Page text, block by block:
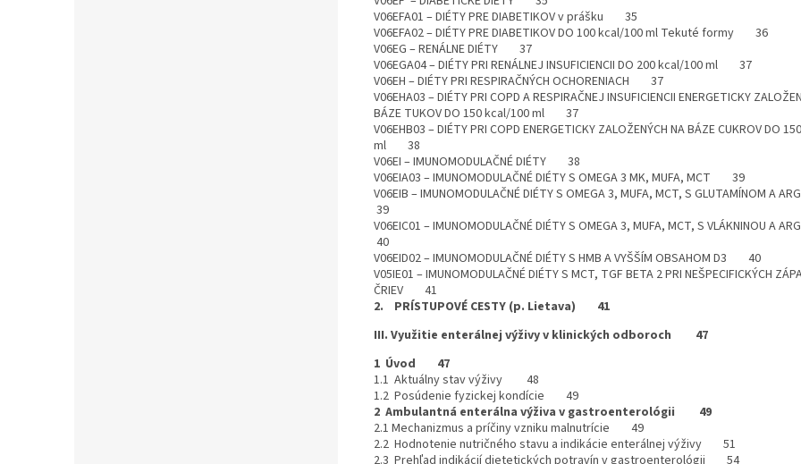
V06EFA01 – DIÉTY PRE DIABETIKOV v prášku 35
V06EFA02 – DIÉTY PRE DIABETIKOV DO 100 kcal/100 ml Tekuté formy 36
V06EG – RENÁLNE DIÉTY 37
V06EGA04 – DIÉTY PRI RENÁLNEJ INSUFICIENCII DO 200 kcal/100 ml 37
V06EH – DIÉTY PRI RESPIRAČNÝCH OCHORENIACH 37
V06EHA03 – DIÉTY PRI COPD A RESPIRAČNEJ INSUFICIENCII ENERGETICKY
BÁZE TUKOV DO 150 kcal/100 ml 37
V06EHB03 – DIÉTY PRI COPD ENERGETICKY ZALOŽENÝCH NA BÁZE CUKROV DO
ml 38
V06EI – IMUNOMODULAČNÉ DIÉTY 38
V06EIA03 – IMUNOMODULAČNÉ DIÉTY S OMEGA 3 MK, MUFA, MCT 39
V06EIB – IMUNOMODULAČNÉ DIÉTY S OMEGA 3, MUFA, MCT, S GLUTAMÍNOM A
39
V06EIC01 – IMUNOMODULAČNÉ DIÉTY S OMEGA 3, MUFA, MCT, S VLÁKNINOU A
40
V06EID02 – IMUNOMODULAČNÉ DIÉTY S HMB A VYŠŠÍM OBSAHOM D3 40
V05IE01 – IMUNOMODULAČNÉ DIÉTY S MCT, TGF BETA 2 PRI NEŠPECIFICKÝCH
ČRIEV 41
2. PRÍSTUPOVÉ CESTY (p. Lietava) 41
III. Využitie enterálnej výživy v klinických odboroch 47
1 Úvod 47
1.1 Aktuálny stav výživy 48
1.2 Posúdenie fyzickej kondície 49
2 Ambulantná enterálna výživa v gastroenterológii 49
2.1 Mechanizmus a príčiny vzniku malnutrície 49
2.2 Hodnotenie nutričného stavu a indikácie enterálnej výživy 51